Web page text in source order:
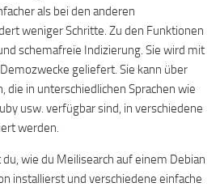
als bei den anderen
weniger Schritte. Zu den Funktionen
schemafreie Indizierung. Sie wird mit
geliefert. Sie kann über
die in unterschiedlichen Sprachen wie
usw. verfügbar sind, in verschiedene
werden.
wie du Meilisearch auf einem Debian
installierst und verschiedene einfache